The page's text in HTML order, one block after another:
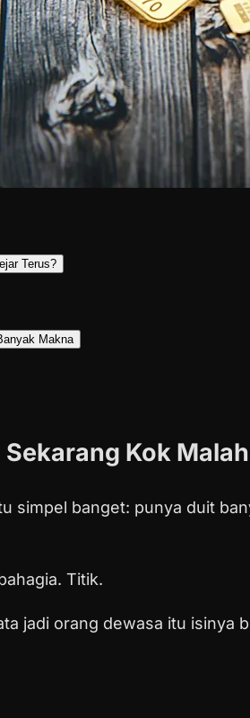
Terus?
Makna
Kok
simpel banget: punya duit
Titik.
jadi orang dewasa itu isinya